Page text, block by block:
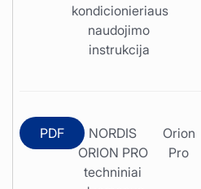
kondicionieriaus
naudojimo
instrukcija
PDF
NORDIS
ORION PRO
techniniai
Orion
Pro